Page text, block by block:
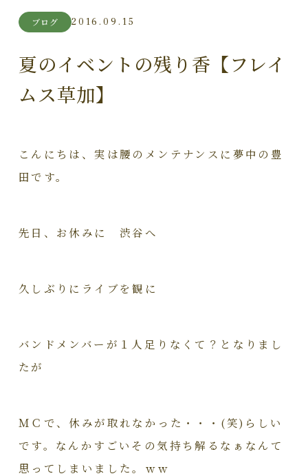
ブログ 2016.09.15
夏のイベントの残り香【フレイ
ムス草加】
こんにちは、実は腰のメンテナンスに夢中の豊
田です。
先日、お休みに 渋谷へ
久しぶりにライブを観に
バンドメンバーが１人足りなくて？となりまし
たが
ＭＣで、休みが取れなかった・・・(笑)らしい
です。なんかすごいその気持ち解るなぁなんて
思ってしまいました。ｗｗ